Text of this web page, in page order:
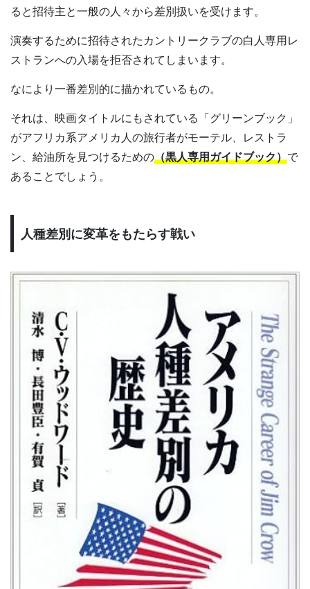
ると招待主と一般の人々から差別扱いを受けます。
演奏するために招待されたカントリークラブの白人専用レ
ストランへの入場を拒否されてしまいます。
なにより一番差別的に描かれているもの。
それは、映画タイトルにもされている「グリーンブック」
がアフリカ系アメリカ人の旅行者がモーテル、レストラ
ン、給油所を見つけるための（黒人専用ガイドブック）で
あることでしょう。
人種差別に変革をもたらす戦い